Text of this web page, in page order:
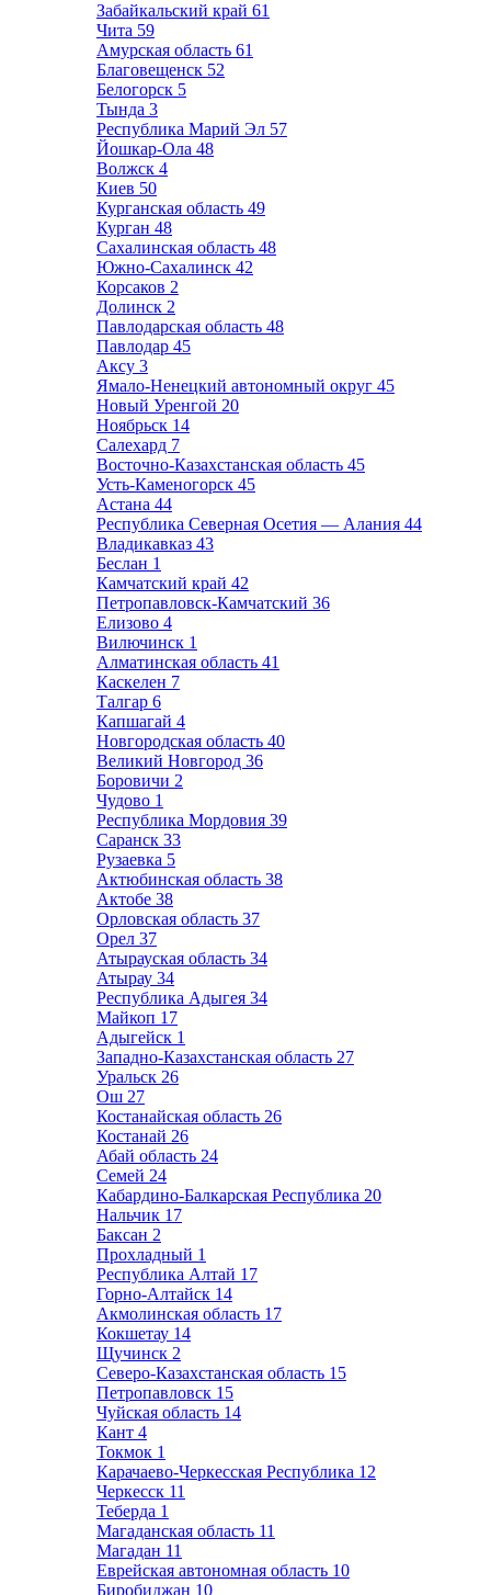
Забайкальский край 61
Чита 59
Амурская область 61
Благовещенск 52
Белогорск 5
Тында 3
Республика Марий Эл 57
Йошкар-Ола 48
Волжск 4
Киев 50
Курганская область 49
Курган 48
Сахалинская область 48
Южно-Сахалинск 42
Корсаков 2
Долинск 2
Павлодарская область 48
Павлодар 45
Аксу 3
Ямало-Ненецкий автономный округ 45
Новый Уренгой 20
Ноябрьск 14
Салехард 7
Восточно-Казахстанская область 45
Усть-Каменогорск 45
Астана 44
Республика Северная Осетия — Алания 44
Владикавказ 43
Беслан 1
Камчатский край 42
Петропавловск-Камчатский 36
Елизово 4
Вилючинск 1
Алматинская область 41
Каскелен 7
Талгар 6
Капшагай 4
Новгородская область 40
Великий Новгород 36
Боровичи 2
Чудово 1
Республика Мордовия 39
Саранск 33
Рузаевка 5
Актюбинская область 38
Актобе 38
Орловская область 37
Орел 37
Атырауская область 34
Атырау 34
Республика Адыгея 34
Майкоп 17
Адыгейск 1
Западно-Казахстанская область 27
Уральск 26
Ош 27
Костанайская область 26
Костанай 26
Абай область 24
Семей 24
Кабардино-Балкарская Республика 20
Нальчик 17
Баксан 2
Прохладный 1
Республика Алтай 17
Горно-Алтайск 14
Акмолинская область 17
Кокшетау 14
Щучинск 2
Северо-Казахстанская область 15
Петропавловск 15
Чуйская область 14
Кант 4
Токмок 1
Карачаево-Черкесская Республика 12
Черкесск 11
Теберда 1
Магаданская область 11
Магадан 11
Еврейская автономная область 10
Биробиджан 10